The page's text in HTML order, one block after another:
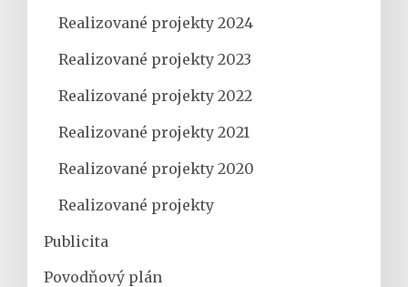
Realizované projekty 2024
Realizované projekty 2023
Realizované projekty 2022
Realizované projekty 2021
Realizované projekty 2020
Realizované projekty
Publicita
Povodňový plán